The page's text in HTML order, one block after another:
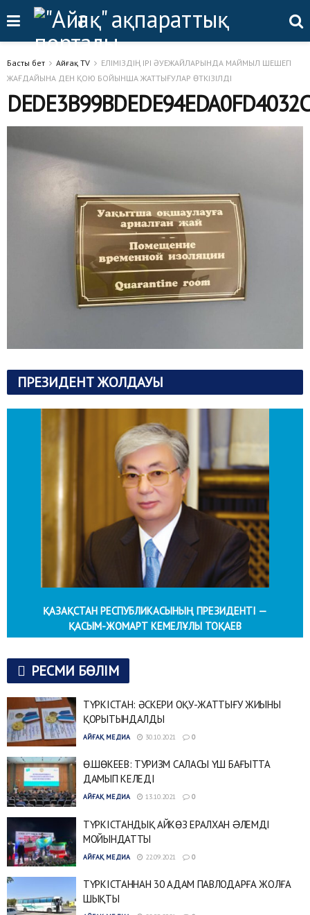
Басты бет Айғақ TV
ЕЛІМІЗДІҢ ІРІ ӘУЕЖАЙЛАРЫНДА МАЙМЫЛ ШЕШЕГІ
ЖАҒДАЙЫНА ДЕН ҚОЮ БОЙЫНША ЖАТТЫҒУЛАР ӨТКІЗІЛДІ
ПРЕЗИДЕНТ ЖОЛДАУЫ
ҚАЗАҚСТАН РЕСПУБЛИКАСЫНЫҢ ПРЕЗИДЕНТІ —
ҚАСЫМ-ЖОМАРТ КЕМЕЛҰЛЫ ТОҚАЕВ
РЕСМИ БӨЛІМ
ТҮРКІСТАН: ӘСКЕРИ ОҚУ-ЖАТТЫҒУ ЖИЫНЫ
ҚОРЫТЫНДАЛДЫ
АЙҒАҚ МЕДИА 30.10.2021 0
Ө.ШӨКЕЕВ: ТУРИЗМ САЛАСЫ ҮШ БАҒЫТТА
ДАМЫП КЕЛЕДІ
АЙҒАҚ МЕДИА 13.10.2021 0
ТҮРКІСТАНДЫҚ АЙКӨЗ ЕРАЛХАН ƏЛЕМДІ
МОЙЫНДАТТЫ
АЙҒАҚ МЕДИА 22.09.2021 0
ТҮРКІСТАННАН 30 АДАМ ПАВЛОДАРҒА ЖОЛҒА
ШЫҚТЫ